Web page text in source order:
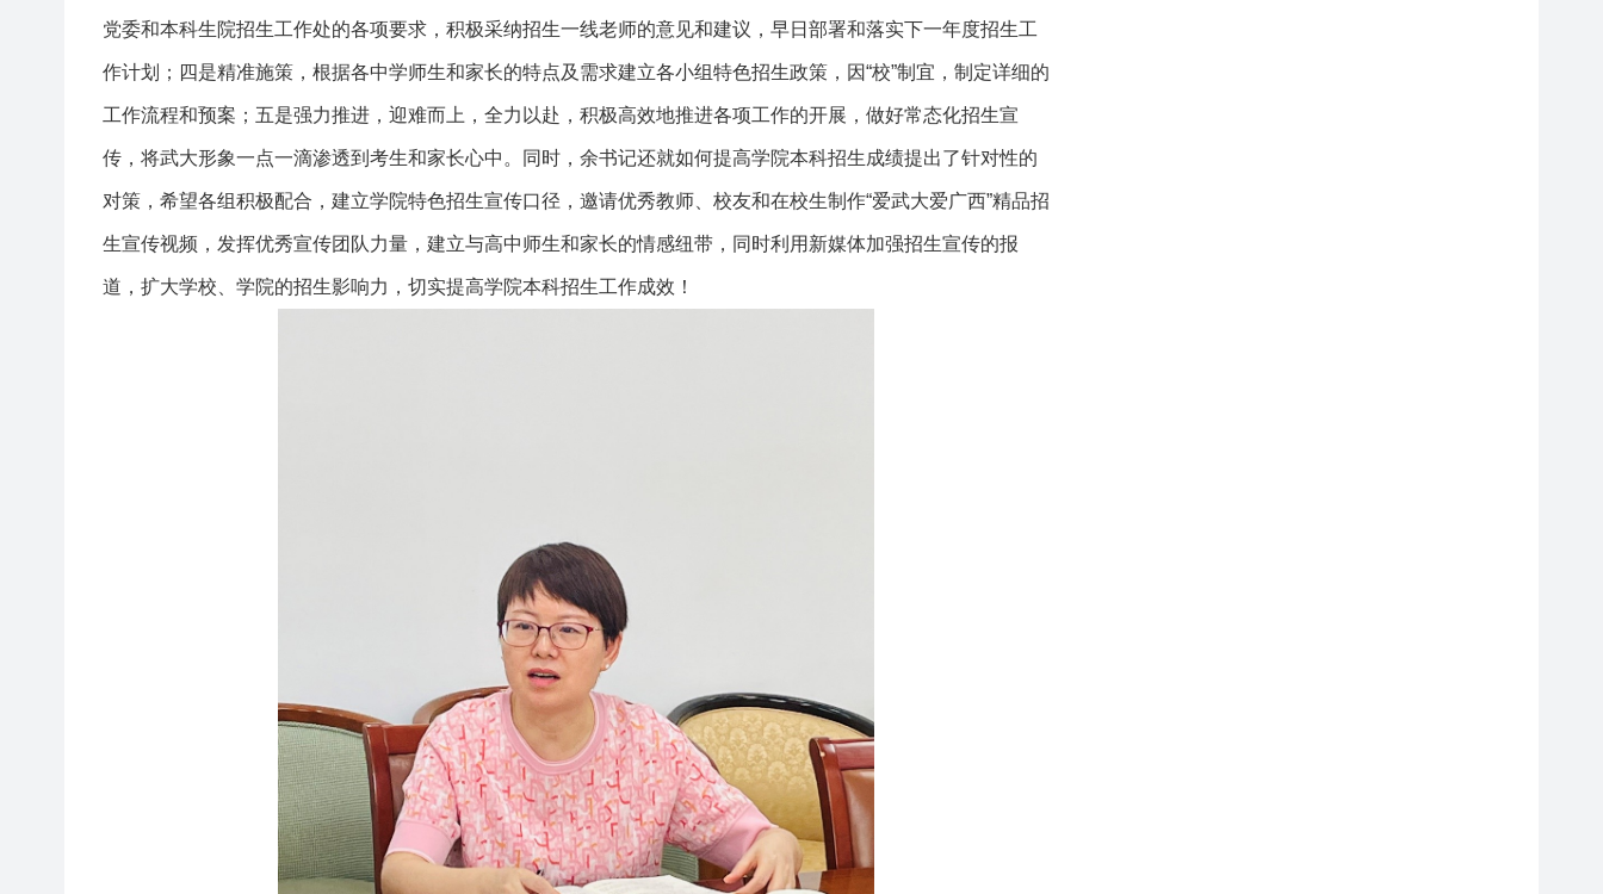
党委和本科生院招生工作处的各项要求，积极采纳招生一线老师的意见和建议，早日部署和落实下一年度招生工
作计划；四是精准施策，根据各中学师生和家长的特点及需求建立各小组特色招生政策，因“校”制宜，制定详细的
工作流程和预案；五是强力推进，迎难而上，全力以赴，积极高效地推进各项工作的开展，做好常态化招生宣
传，将武大形象一点一滴渗透到考生和家长心中。同时，余书记还就如何提高学院本科招生成绩提出了针对性的
对策，希望各组积极配合，建立学院特色招生宣传口径，邀请优秀教师、校友和在校生制作“爱武大爱广西”精品招
生宣传视频，发挥优秀宣传团队力量，建立与高中师生和家长的情感纽带，同时利用新媒体加强招生宣传的报
道，扩大学校、学院的招生影响力，切实提高学院本科招生工作成效！